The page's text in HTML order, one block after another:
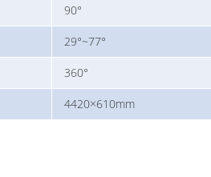
90°
29°~77°
360°
4420×610mm